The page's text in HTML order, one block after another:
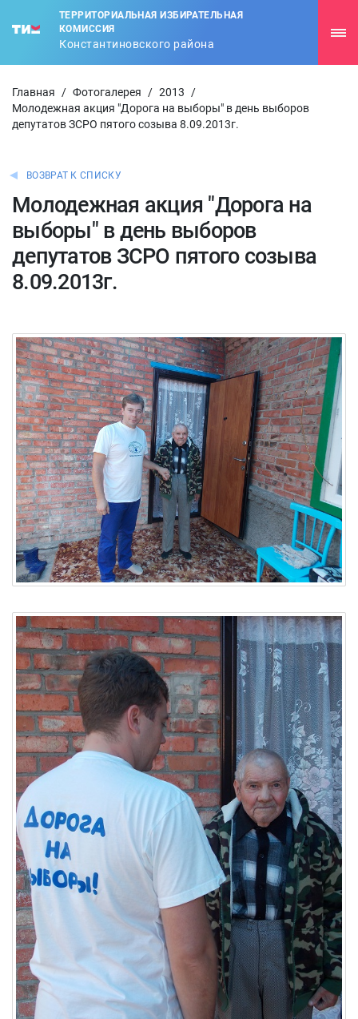
ТЕРРИТОРИАЛЬНАЯ ИЗБИРАТЕЛЬНАЯ
КОМИССИЯ
Константиновского района
Главная / Фотогалерея / 2013
/
Молодежная акция "Дорога на выборы" в день выборов
депутатов ЗСРО пятого созыва 8.09.2013г.
ВОЗВРАТ К СПИСКУ
Молодежная акция "Дорога на
выборы" в день выборов
депутатов ЗСРО пятого созыва
8.09.2013г.